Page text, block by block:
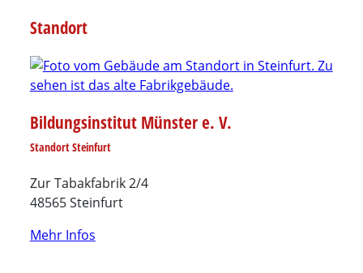
Standort
Bildungsinstitut Münster e. V.
Standort Steinfurt
Zur Tabakfabrik 2/4
48565 Steinfurt
Mehr Infos